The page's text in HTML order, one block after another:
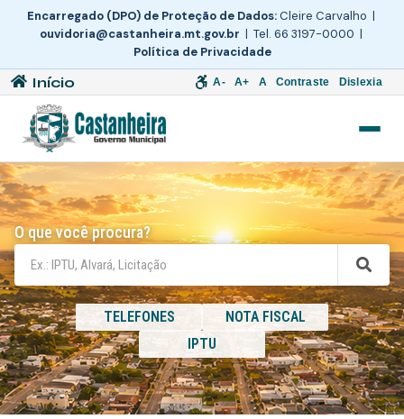
Encarregado (DPO) de Proteção de Dados:Cleire Carvalho |
ouvidoria@castanheira.mt.gov.br | Tel. 66 3197-0000 |
Política de Privacidade
Início A- A+ A Contraste Dislexia
O que você procura?
TELEFONES
NOTA FISCAL
IPTU